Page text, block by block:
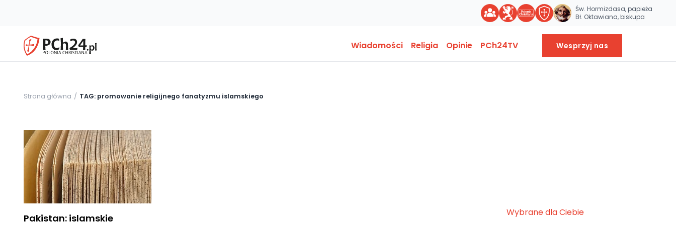
Św. Hormizdasa, papieża
Bł. Oktawiana, biskupa
Wiadomości Religia Opinie PCh24TV Wesprzyj nas
Strona główna TAG: promowanie religijnego fanatyzmu islamskiego
Pakistan: islamskie
Wybrane dla Ciebie